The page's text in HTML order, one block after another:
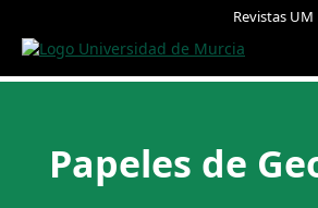
Revistas UM
Papeles de